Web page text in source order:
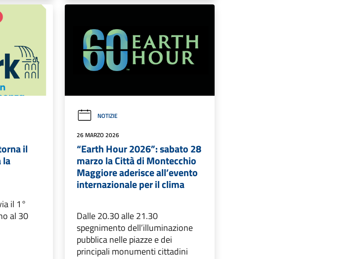
il
la
il 1°
al 30
NOTIZIE
26 MARZO 2026
“Earth Hour 2026”: sabato 28
marzo la Città di Montecchio
Maggiore aderisce all’evento
internazionale per il clima
Dalle 20.30 alle 21.30
spegnimento dell’illuminazione
pubblica nelle piazze e dei
principali monumenti cittadini